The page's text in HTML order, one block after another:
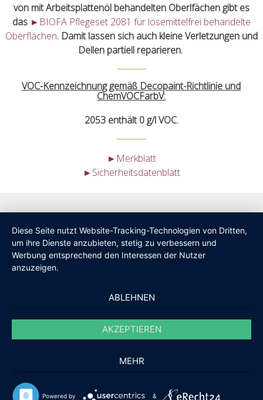
von mit Arbeitsplattenöl behandelten Oberlfächen gibt es
das ►BIOFA Pflegeset 2081 für lösemittelfrei behandelte
Oberflächen.Damit lassen sich auch kleine Verletzungen und
Dellen partiell reparieren.
VOC-Kennzeichnung gemäß Decopaint-Richtlinie und
ChemVOCFarbV:
2053 enthält 0 g/l VOC.
►Merkblatt
►Sicherheitsdatenblatt
Diese Seite nutzt Website-Tracking-Technologien von Dritten,
um ihre Dienste anzubieten, stetig zu verbessern und
Werbung entsprechend den Interessen der Nutzer
anzuzeigen.
ABLEHNEN
AKZEPTIEREN
MEHR
Powered by &